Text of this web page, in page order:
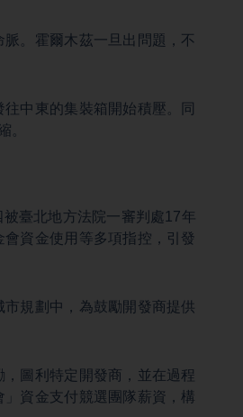
。霍爾木茲一旦出問題，不
中東的集裝箱開始積壓。同
。
臺北地方法院一審判處17年
資金使用等多項指控，引發
規劃中，為鼓勵開發商提供
圖利特定開發商，並在過程
資金支付競選團隊薪資，構